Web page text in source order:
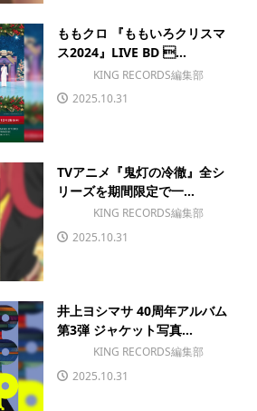
ももクロ 『ももいろクリスマ
ス2024』LIVE BD ...
KING RECORDS編集部
2025.10.31
TVアニメ『鬼灯の冷徹』全シ
リーズを期間限定で一...
KING RECORDS編集部
2025.10.31
井上ヨシマサ 40周年アルバム
第3弾 ジャケット写真...
KING RECORDS編集部
2025.10.31